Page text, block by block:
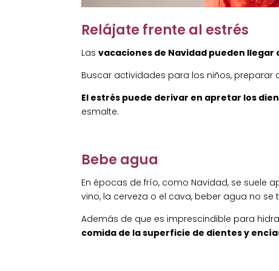
Relájate frente al estrés
Lasvacaciones de Navidad pueden llegar
Buscar actividades para los niños,
El estrés puede derivar en apretar los
esmalte.
Bebe agua
En épocas de frío, como Navidad, se suele
vino, la cerveza o el cava, beber agua no se
Además de que es imprescindible para
comida de la superficie de dientes y